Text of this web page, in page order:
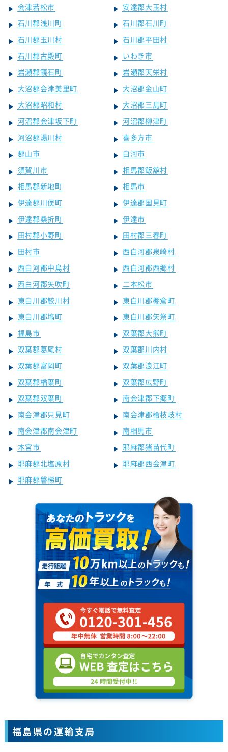
会津若松市
安達郡大玉村
石川郡浅川町
石川郡石川町
石川郡玉川村
石川郡平田村
石川郡古殿町
いわき市
岩瀬郡鏡石町
岩瀬郡天栄村
大沼郡会津美里町
大沼郡金山町
大沼郡昭和村
大沼郡三島町
河沼郡会津坂下町
河沼郡柳津町
河沼郡湯川村
喜多方市
郡山市
白河市
須賀川市
相馬郡飯舘村
相馬郡新地町
相馬市
伊達郡川俣町
伊達郡国見町
伊達郡桑折町
伊達市
田村郡小野町
田村郡三春町
田村市
西白河郡泉崎村
西白河郡中島村
西白河郡西郷村
西白河郡矢吹町
二本松市
東白川郡鮫川村
東白川郡棚倉町
東白川郡塙町
東白川郡矢祭町
福島市
双葉郡大熊町
双葉郡葛尾村
双葉郡川内村
双葉郡富岡町
双葉郡浪江町
双葉郡楢葉町
双葉郡広野町
双葉郡双葉町
南会津郡下郷町
南会津郡只見町
南会津郡檜枝岐村
南会津郡南会津町
南相馬市
本宮市
耶麻郡猪苗代町
耶麻郡北塩原村
耶麻郡西会津町
耶麻郡磐梯町
福島県の運輸支局